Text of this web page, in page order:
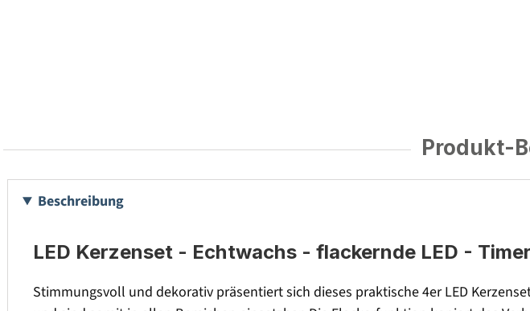
Produkt-
Beschreibung
LED Kerzenset - Echtwachs - flackernde LED -
Stimmungsvoll und dekorativ präsentiert sich dieses praktische 4er LED